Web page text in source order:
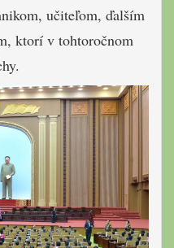
učiteľom, ďalším
ktorí v tohtoročnom